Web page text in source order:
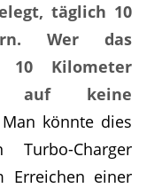
täglich 10
Wer das
10 Kilometer
auf keine
Man könnte dies
Charger
Erreichen einer